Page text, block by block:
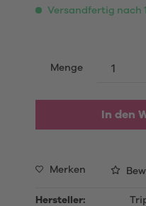
Versandfertig nach
Menge
In den
Merken
Hersteller: